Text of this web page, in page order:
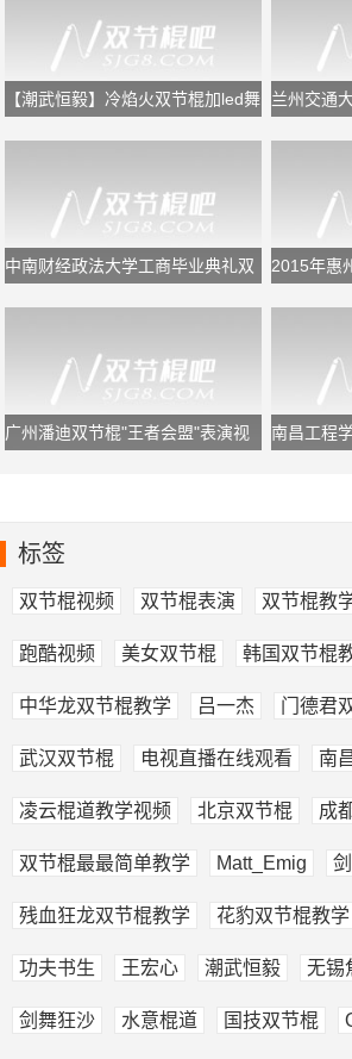
【潮武恒毅】冷焰火双节棍加led舞
兰州交通
中南财经政法大学工商毕业典礼双
2015年惠
广州潘迪双节棍"王者会盟"表演视
南昌工程
标签
双节棍视频 双节棍表演 双节棍教
跑酷视频 美女双节棍 韩国双节棍
中华龙双节棍教学 吕一杰 门德君
武汉双节棍 电视直播在线观看 南
凌云棍道教学视频 北京双节棍 成
双节棍最最简单教学 Matt_Emig
残血狂龙双节棍教学 花豹双节棍教学
功夫书生 王宏心 潮武恒毅 无锡
剑舞狂沙 水意棍道 国技双节棍